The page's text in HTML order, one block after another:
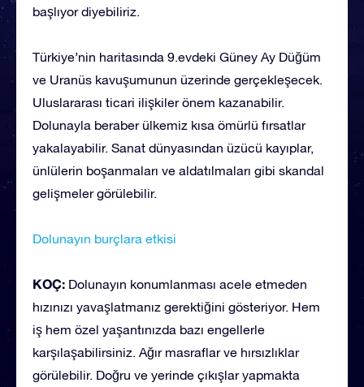
başlıyor diyebiliriz.
Türkiye’nin haritasında 9.evdeki Güney Ay Düğüm
ve Uranüs kavuşumunun üzerinde gerçekleşecek.
Uluslararası ticari ilişkiler önem kazanabilir.
Dolunayla beraber ülkemiz kısa ömürlü fırsatlar
yakalayabilir. Sanat dünyasından üzücü kayıplar,
ünlülerin boşanmaları ve aldatılmaları gibi skandal
gelişmeler görülebilir.
Dolunayın burçlara etkisi
KOÇ: Dolunayın konumlanması acele etmeden
hızınızı yavaşlatmanız gerektiğini gösteriyor. Hem
iş hem özel yaşantınızda bazı engellerle
karşılaşabilirsiniz. Ağır masraflar ve hırsızlıklar
görülebilir. Doğru ve yerinde çıkışlar yapmakta